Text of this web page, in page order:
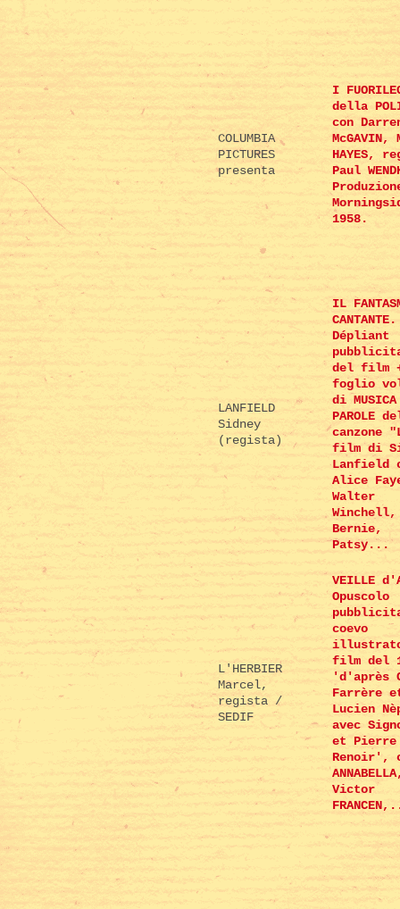
COLUMBIA
PICTURES
presenta
I
della
con
McGAVIN,
HAYES,
Paul
1958.
LANFIELD
Sidney
(regista)
IL
CANTANTE.
Dépliant
del film
foglio
di
PAROLE
canzone
film di
Lanfield
Alice
Walter
Winchell,
Bernie,
Patsy...
L'HERBIER
Marcel,
regista /
SEDIF
VEILLE
Opuscolo
coevo
film del
'd'après
Farrère
Lucien
avec
et Pierre
Renoir',
Victor